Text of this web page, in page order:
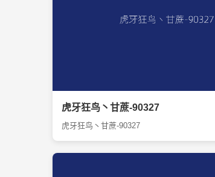
虎牙狂鸟丶甘蔗-90327
虎牙狂鸟丶甘蔗-90327